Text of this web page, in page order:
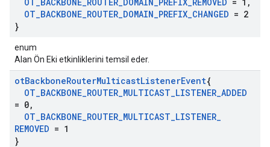
OT_BACKBONE_ROUTER_DOMAIN_PREFIX_CHANGED = 2
}
enum
Alan Ön Eki etkinliklerini temsil eder.
otBackboneRouterMulticastListenerEvent{
OT_BACKBONE_ROUTER_MULTICAST_LISTENER_ADDED
= 0,
OT_BACKBONE_ROUTER_MULTICAST_LISTENER_
REMOVED = 1
}